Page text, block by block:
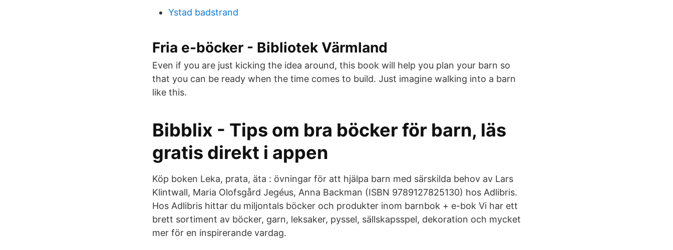
Ystad badstrand
Fria e-böcker - Bibliotek Värmland
Even if you are just kicking the idea around, this book will help you plan your barn so
that you can be ready when the time comes to build. Just imagine walking into a barn
like this.
Bibblix - Tips om bra böcker för barn, läs
gratis direkt i appen
Köp boken Leka, prata, äta : övningar för att hjälpa barn med särskilda behov av Lars
Klintwall, Maria Olofsgård Jegéus, Anna Backman (ISBN 9789127825130) hos Adlibris.
Hos Adlibris hittar du miljontals böcker och produkter inom barnbok + e-bok Vi har ett
brett sortiment av böcker, garn, leksaker, pyssel, sällskapsspel, dekoration och mycket
mer för en inspirerande vardag.